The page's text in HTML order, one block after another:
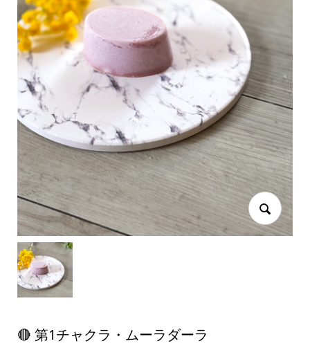
🔴 第1チャクラ・ムーラダーラ